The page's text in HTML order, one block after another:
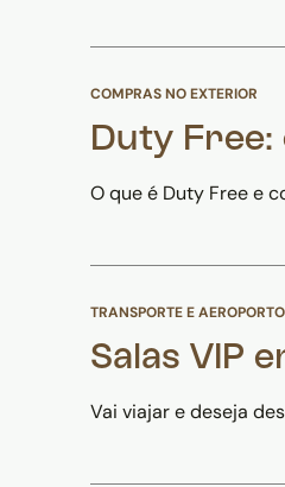
COMPRAS NO EXTERIOR
Duty
O que é Duty Free e
TRANSPORTE E
Salas VIP
Vai viajar e deseja